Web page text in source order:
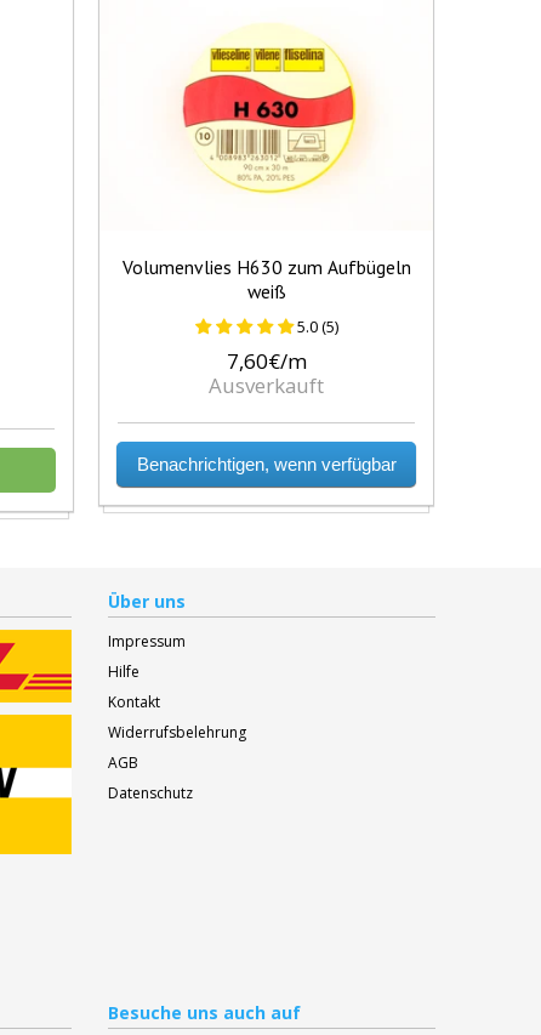
Volumenvlies H630 zum Aufbügeln
weiß
5.0 (5)
7,60€/m
Ausverkauft
Benachrichtigen, wenn verfügbar
Über uns
Impressum
Hilfe
Kontakt
Widerrufsbelehrung
AGB
Datenschutz
Besuche uns auch auf